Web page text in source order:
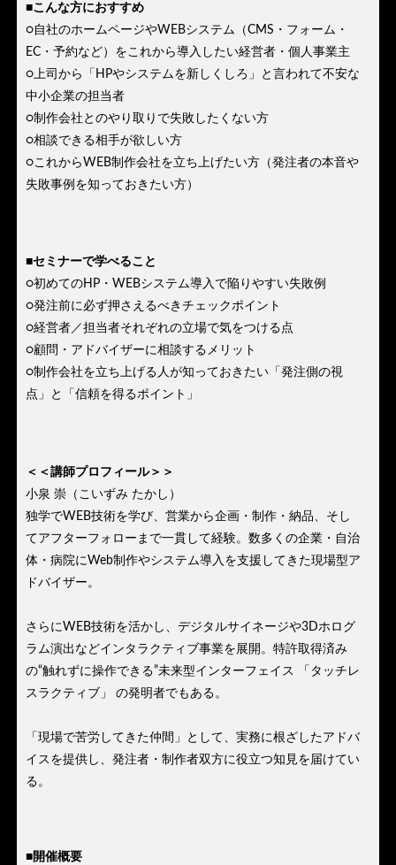
■こんな方におすすめ
○自社のホームページやWEBシステム（CMS・フォーム・
EC・予約など）をこれから導入したい経営者・個人事業主
○上司から「HPやシステムを新しくしろ」と言われて不安な
中小企業の担当者
○制作会社とのやり取りで失敗したくない方
○相談できる相手が欲しい方
○これからWEB制作会社を立ち上げたい方（発注者の本音や
失敗事例を知っておきたい方）
■セミナーで学べること
○初めてのHP・WEBシステム導入で陥りやすい失敗例
○発注前に必ず押さえるべきチェックポイント
○経営者／担当者それぞれの立場で気をつける点
○顧問・アドバイザーに相談するメリット
○制作会社を立ち上げる人が知っておきたい「発注側の視
点」と「信頼を得るポイント」
＜＜講師プロフィール＞＞
小泉 崇（こいずみ たかし）
独学でWEB技術を学び、営業から企画・制作・納品、そし
てアフターフォローまで一貫して経験。数多くの企業・自治
体・病院にWeb制作やシステム導入を支援してきた現場型ア
ドバイザー。
さらにWEB技術を活かし、デジタルサイネージや3Dホログ
ラム演出などインタラクティブ事業を展開。特許取得済み
の“触れずに操作できる”未来型インターフェイス 「タッチレ
スラクティブ」 の発明者でもある。
「現場で苦労してきた仲間」として、実務に根ざしたアドバ
イスを提供し、発注者・制作者双方に役立つ知見を届けてい
る。
■開催概要